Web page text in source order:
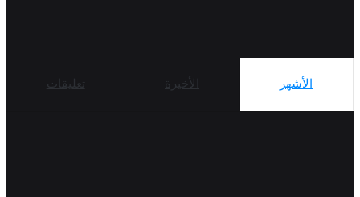
الأشهر الأخيرة تعليقات